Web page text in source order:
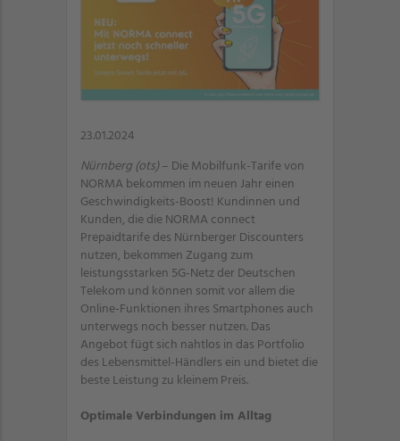
23.01.2024
Nürnberg (ots)– Die Mobilfunk-Tarife von
NORMA bekommen im neuen Jahr einen
Geschwindigkeits-Boost! Kundinnen und
Kunden, die die NORMA connect
Prepaidtarife des Nürnberger Discounters
nutzen, bekommen Zugang zum
leistungsstarken 5G-Netz der Deutschen
Telekom und können somit vor allem die
Online-Funktionen ihres Smartphones auch
unterwegs noch besser nutzen. Das
Angebot fügt sich nahtlos in das Portfolio
des Lebensmittel-Händlers ein und bietet die
beste Leistung zu kleinem Preis.
Optimale Verbindungen im Alltag